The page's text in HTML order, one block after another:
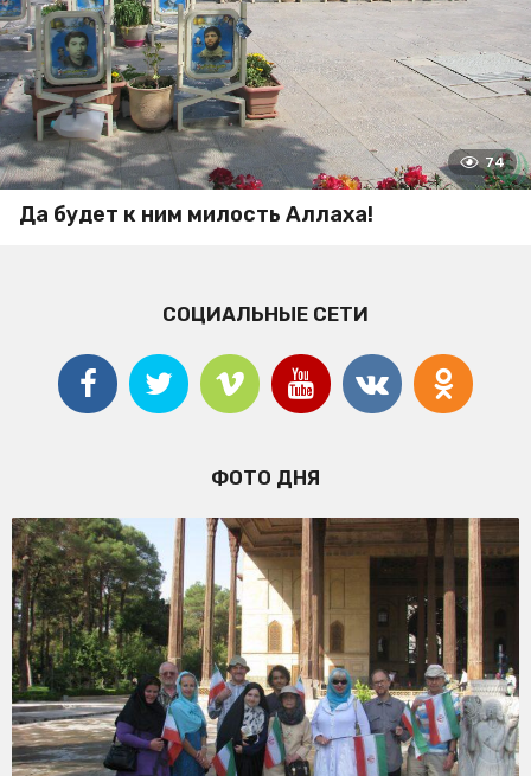
74
Да будет к ним милость Аллаха!
СОЦИАЛЬНЫЕ СЕТИ
ФОТО ДНЯ